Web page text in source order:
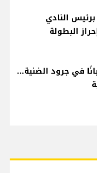
النادي
البطولة
في جرود الضنية...